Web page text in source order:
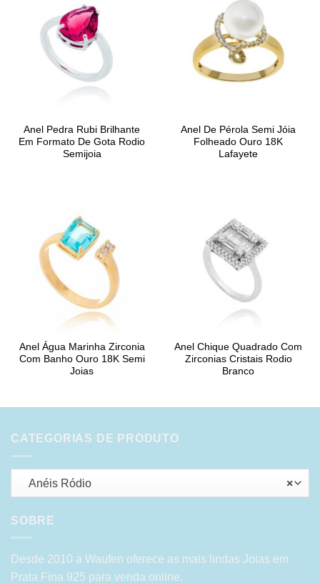
Anel Pedra Rubi Brilhante
Em Formato De Gota Rodio
Semijoia
Anel De Pérola Semi Jóia
Folheado Ouro 18K
Lafayete
Anel Água Marinha Zirconia
Com Banho Ouro 18K Semi
Joias
Anel Chique Quadrado Com
Zirconias Cristais Rodio
Branco
CATEGORIAS DE PRODUTO
×
Anéis Ródio
SOBRE
Desde 2010 a Waufen oferece as mais lindas Joias em
Prata Fina 925 para venda online.